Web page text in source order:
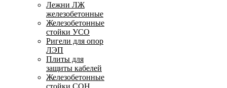
Лежни ЛЖ
железобетонные
Железобетонные
стойки УСО
Ригели для опор
ЛЭП
Плиты для
защиты кабелей
Железобетонные
стойки СОН